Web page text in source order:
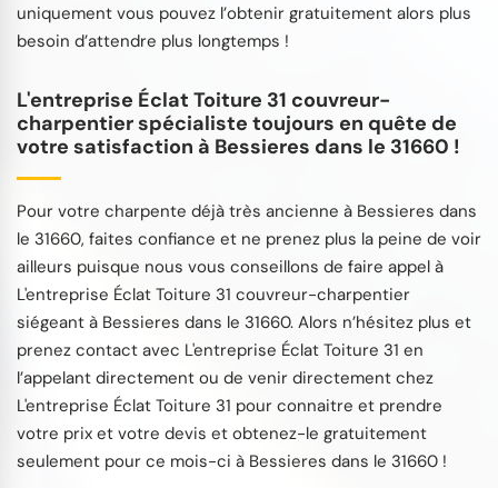
uniquement vous pouvez l’obtenir gratuitement alors plus
besoin d’attendre plus longtemps !
L'entreprise Éclat Toiture 31 couvreur-
charpentier spécialiste toujours en quête de
votre satisfaction à Bessieres dans le 31660 !
Pour votre charpente déjà très ancienne à Bessieres dans
le 31660, faites confiance et ne prenez plus la peine de voir
ailleurs puisque nous vous conseillons de faire appel à
L'entreprise Éclat Toiture 31 couvreur-charpentier
siégeant à Bessieres dans le 31660. Alors n’hésitez plus et
prenez contact avec L'entreprise Éclat Toiture 31 en
l’appelant directement ou de venir directement chez
L'entreprise Éclat Toiture 31 pour connaitre et prendre
votre prix et votre devis et obtenez-le gratuitement
seulement pour ce mois-ci à Bessieres dans le 31660 !